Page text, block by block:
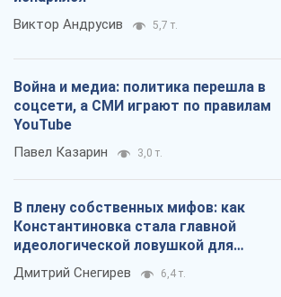
Виктор Андрусив 5,7 т.
Война и медиа: политика перешла в
соцсети, а СМИ играют по правилам
YouTube
Павел Казарин 3,0 т.
В плену собственных мифов: как
Константиновка стала главной
идеологической ловушкой для
российских оккупантов
Дмитрий Снегирев 6,4 т.